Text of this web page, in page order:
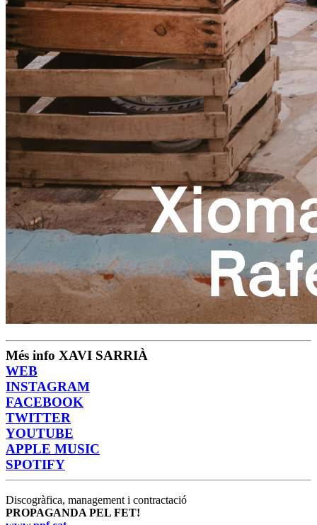
Més info XAVI SARRIÀ
WEB
INSTAGRAM
FACEBOOK
TWITTER
YOUTUBE
APPLE MUSIC
SPOTIFY
Discogràfica, management i contractació
PROPAGANDA PEL FET!